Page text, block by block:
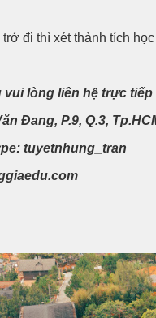
đi thì xét thành tích học
lòng liên hệ trực
Đang, P.9, Q.3,
tuyetnhung_tran